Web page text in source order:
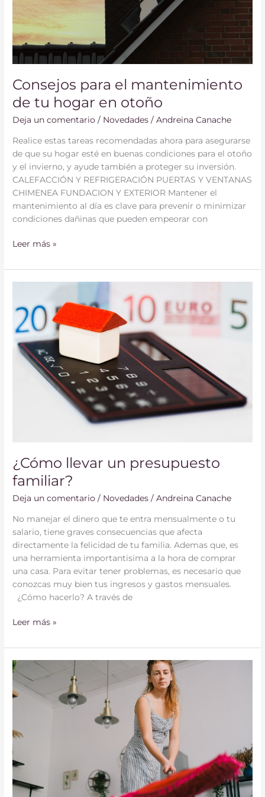
Consejos para el mantenimiento
de tu hogar en otoño
Deja un comentario / Novedades /Andreina Canache
Realice estas tareas recomendadas ahora para asegurarse
de que su hogar esté en buenas condiciones para el otoño
y el invierno, y ayude también a proteger su inversión.
CALEFACCIÓN Y REFRIGERACIÓN PUERTAS Y VENTANAS
CHIMENEA FUNDACION Y EXTERIOR Mantener el
mantenimiento al día es clave para prevenir o minimizar
condiciones dañinas que pueden empeorar con
Leer más »
¿Cómo llevar un presupuesto
familiar?
Deja un comentario / Novedades /Andreina Canache
No manejar el dinero que te entra mensualmente o tu
salario, tiene graves consecuencias que afecta
directamente la felicidad de tu familia. Ademas que, es
una herramienta importantisima a la hora de comprar
una casa. Para evitar tener problemas, es necesario que
conozcas muy bien tus ingresos y gastos mensuales.
¿Cómo hacerlo? A través de
un
presupuesto
familiar?
Leer más »
7
trucos
para
limpieza
primavera
más
rápida